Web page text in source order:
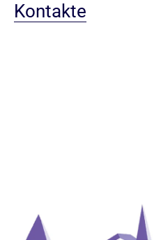
Kontakte